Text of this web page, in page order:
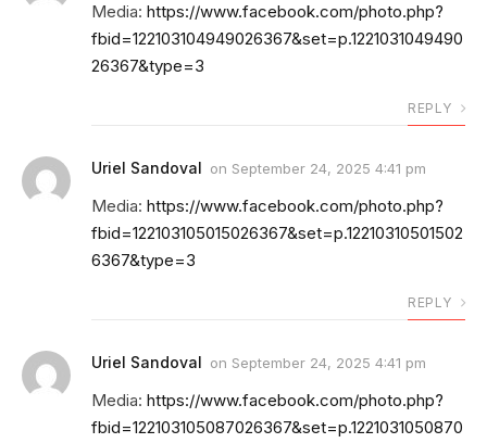
Media: https://www.facebook.com/photo.php?
fbid=122103104949026367&set=p.1221031049490
26367&type=3
REPLY
Uriel Sandoval on September 24, 2025 4:41 pm
Media: https://www.facebook.com/photo.php?
fbid=122103105015026367&set=p.12210310501502
6367&type=3
REPLY
Uriel Sandoval on September 24, 2025 4:41 pm
Media: https://www.facebook.com/photo.php?
fbid=122103105087026367&set=p.1221031050870